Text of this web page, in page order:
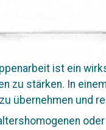
ist ein
zu stärken. In
übernehmen und